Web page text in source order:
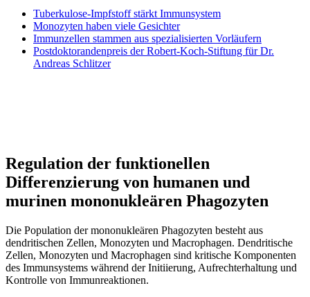
Tuberkulose-Impfstoff stärkt Immunsystem
Monozyten haben viele Gesichter
Immunzellen stammen aus spezialisierten Vorläufern
Postdoktorandenpreis der Robert-Koch-Stiftung für Dr.
Andreas Schlitzer
Regulation der funktionellen
Differenzierung von humanen und
murinen mononukleären Phagozyten
Die Population der mononukleären Phagozyten besteht aus
dendritischen Zellen, Monozyten und Macrophagen. Dendritische
Zellen, Monozyten und Macrophagen sind kritische Komponenten
des Immunsystems während der Initiierung, Aufrechterhaltung und
Kontrolle von Immunreaktionen.